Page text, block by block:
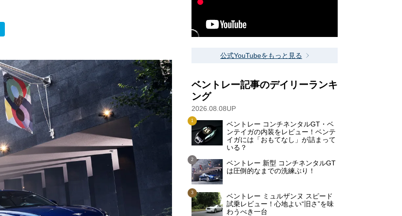
公式YouTubeをもっと見る
ベントレー記事のデイリーランキ
ング
2026.08.08UP
ベントレー コンチネンタルGT・ベ
ンテイガの内装をレビュー！ベンテ
イガには「おもてなし」が詰まって
いる？
ベントレー 新型 コンチネンタルGT
は圧倒的なまでの洗練ぶり！
ベントレー ミュルザンヌ スピード
試乗レビュー！心地よい“旧さ”を味
わうべき一台